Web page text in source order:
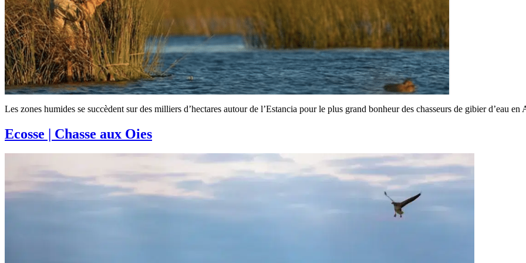
Les zones humides se succèdent sur des milliers d’hectares autour de l’Estancia pour le plus grand bonheur des chasseurs de gibier d’eau en
Ecosse | Chasse aux Oies